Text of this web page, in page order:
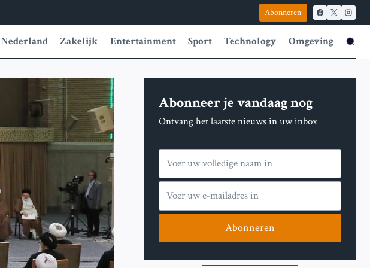
Abonneren
Nederland Zakelijk Entertainment Sport Technology Omgeving
Abonneer je vandaag nog
Ontvang het laatste nieuws in uw inbox
Abonneren